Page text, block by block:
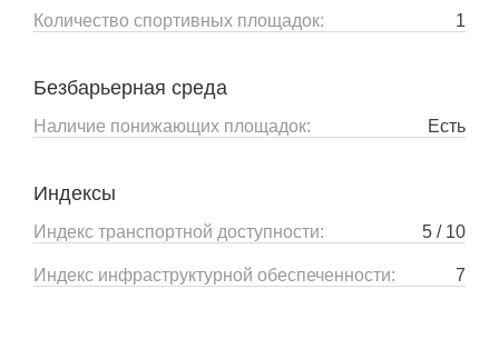
Количество спортивных площадок: 1
Безбарьерная среда
Наличие понижающих площадок: Есть
Индексы
Индекс транспортной доступности: 5 / 10
Индекс инфраструктурной обеспеченности: 7